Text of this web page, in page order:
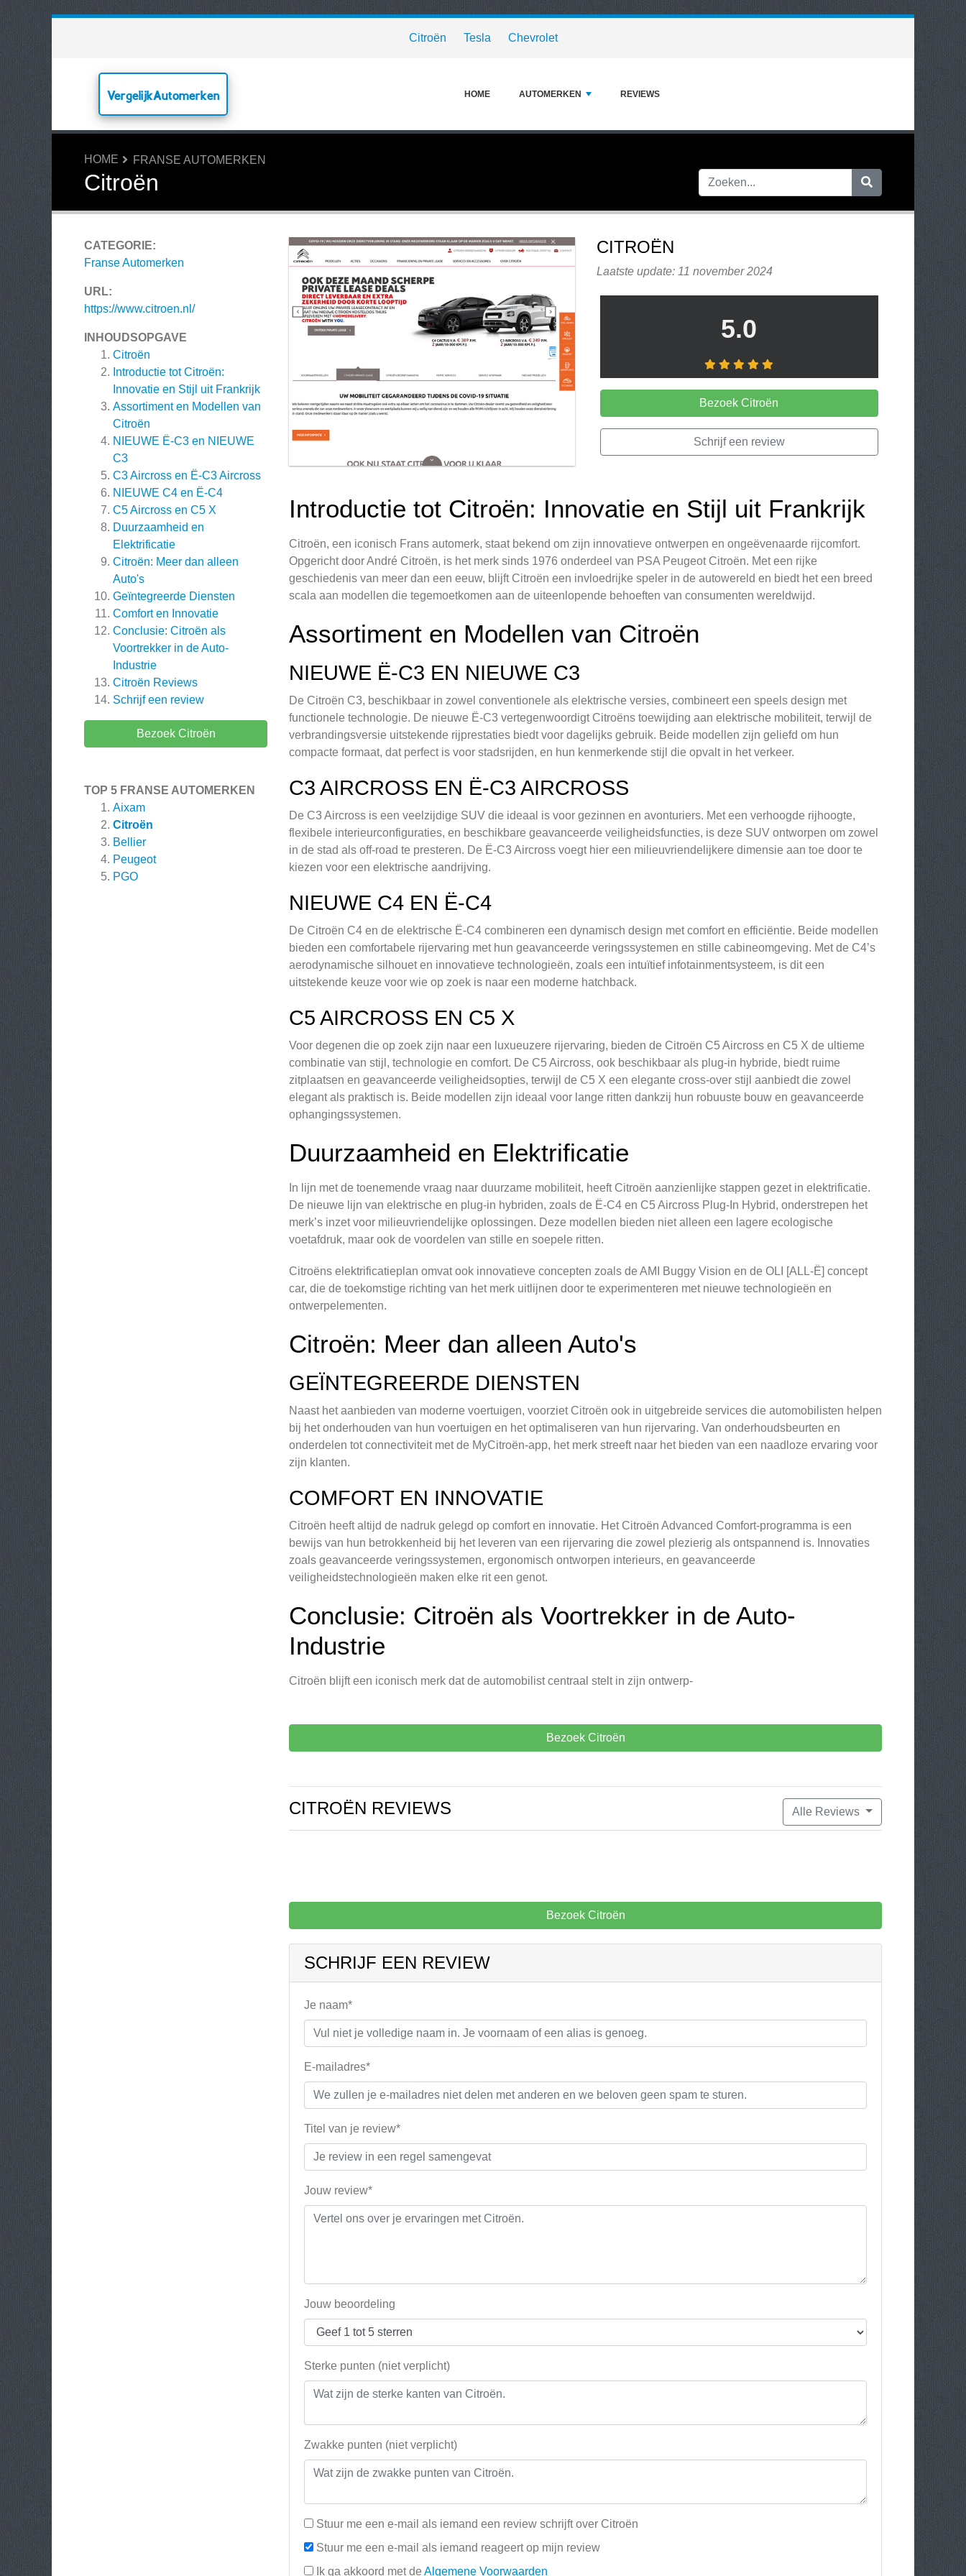
Citroën Tesla Chevrolet
VergelijkAutomerken HOME AUTOMERKEN REVIEWS
HOME FRANSE AUTOMERKEN
Citroën
CATEGORIE:
Franse Automerken
URL:
https://www.citroen.nl/
INHOUDSOPGAVE
Citroën
Introductie tot Citroën:
Innovatie en Stijl uit Frankrijk
Assortiment en Modellen van
Citroën
NIEUWE Ë-C3 en NIEUWE
C3
C3 Aircross en Ë-C3 Aircross
NIEUWE C4 en Ë-C4
C5 Aircross en C5 X
Duurzaamheid en
Elektrificatie
Citroën: Meer dan alleen
Auto's
Geïntegreerde Diensten
Comfort en Innovatie
Conclusie: Citroën als
Voortrekker in de Auto-
Industrie
Citroën Reviews
Schrijf een review
Bezoek Citroën
TOP 5 FRANSE AUTOMERKEN
Aixam
Citroën
Bellier
Peugeot
PGO
CITROËN
Laatste update: 11 november 2024
5.0
Bezoek Citroën
Schrijf een review
Introductie tot Citroën: Innovatie en Stijl uit Frankrijk
Citroën, een iconisch Frans automerk, staat bekend om zijn innovatieve ontwerpen en ongeëvenaarde rijcomfort.
Opgericht door André Citroën, is het merk sinds 1976 onderdeel van PSA Peugeot Citroën. Met een rijke
geschiedenis van meer dan een eeuw, blijft Citroën een invloedrijke speler in de autowereld en biedt het een breed
scala aan modellen die tegemoetkomen aan de uiteenlopende behoeften van consumenten wereldwijd.
Assortiment en Modellen van Citroën
NIEUWE Ë-C3 EN NIEUWE C3
De Citroën C3, beschikbaar in zowel conventionele als elektrische versies, combineert een speels design met
functionele technologie. De nieuwe Ë-C3 vertegenwoordigt Citroëns toewijding aan elektrische mobiliteit, terwijl de
verbrandingsversie uitstekende rijprestaties biedt voor dagelijks gebruik. Beide modellen zijn geliefd om hun
compacte formaat, dat perfect is voor stadsrijden, en hun kenmerkende stijl die opvalt in het verkeer.
C3 AIRCROSS EN Ë-C3 AIRCROSS
De C3 Aircross is een veelzijdige SUV die ideaal is voor gezinnen en avonturiers. Met een verhoogde rijhoogte,
flexibele interieurconfiguraties, en beschikbare geavanceerde veiligheidsfuncties, is deze SUV ontworpen om zowel
in de stad als off-road te presteren. De Ë-C3 Aircross voegt hier een milieuvriendelijkere dimensie aan toe door te
kiezen voor een elektrische aandrijving.
NIEUWE C4 EN Ë-C4
De Citroën C4 en de elektrische Ë-C4 combineren een dynamisch design met comfort en efficiëntie. Beide modellen
bieden een comfortabele rijervaring met hun geavanceerde veringssystemen en stille cabineomgeving. Met de C4’s
aerodynamische silhouet en innovatieve technologieën, zoals een intuïtief infotainmentsysteem, is dit een
uitstekende keuze voor wie op zoek is naar een moderne hatchback.
C5 AIRCROSS EN C5 X
Voor degenen die op zoek zijn naar een luxueuzere rijervaring, bieden de Citroën C5 Aircross en C5 X de ultieme
combinatie van stijl, technologie en comfort. De C5 Aircross, ook beschikbaar als plug-in hybride, biedt ruime
zitplaatsen en geavanceerde veiligheidsopties, terwijl de C5 X een elegante cross-over stijl aanbiedt die zowel
elegant als praktisch is. Beide modellen zijn ideaal voor lange ritten dankzij hun robuuste bouw en geavanceerde
ophangingssystemen.
Duurzaamheid en Elektrificatie
In lijn met de toenemende vraag naar duurzame mobiliteit, heeft Citroën aanzienlijke stappen gezet in elektrificatie.
De nieuwe lijn van elektrische en plug-in hybriden, zoals de Ë-C4 en C5 Aircross Plug-In Hybrid, onderstrepen het
merk’s inzet voor milieuvriendelijke oplossingen. Deze modellen bieden niet alleen een lagere ecologische
voetafdruk, maar ook de voordelen van stille en soepele ritten.
Citroëns elektrificatieplan omvat ook innovatieve concepten zoals de AMI Buggy Vision en de OLI [ALL-Ë] concept
car, die de toekomstige richting van het merk uitlijnen door te experimenteren met nieuwe technologieën en
ontwerpelementen.
Citroën: Meer dan alleen Auto's
GEÏNTEGREERDE DIENSTEN
Naast het aanbieden van moderne voertuigen, voorziet Citroën ook in uitgebreide services die automobilisten helpen
bij het onderhouden van hun voertuigen en het optimaliseren van hun rijervaring. Van onderhoudsbeurten en
onderdelen tot connectiviteit met de MyCitroën-app, het merk streeft naar het bieden van een naadloze ervaring voor
zijn klanten.
COMFORT EN INNOVATIE
Citroën heeft altijd de nadruk gelegd op comfort en innovatie. Het Citroën Advanced Comfort-programma is een
bewijs van hun betrokkenheid bij het leveren van een rijervaring die zowel plezierig als ontspannend is. Innovaties
zoals geavanceerde veringssystemen, ergonomisch ontworpen interieurs, en geavanceerde
veiligheidstechnologieën maken elke rit een genot.
Conclusie: Citroën als Voortrekker in de Auto-
Industrie
Citroën blijft een iconisch merk dat de automobilist centraal stelt in zijn ontwerp-
Bezoek Citroën
Alle Reviews
CITROËN REVIEWS
Bezoek Citroën
SCHRIJF EEN REVIEW
Je naam*
E-mailadres*
Titel van je review*
Jouw review*
Jouw beoordeling
Sterke punten (niet verplicht)
Zwakke punten (niet verplicht)
Stuur me een e-mail als iemand een review schrijft over Citroën
Stuur me een e-mail als iemand reageert op mijn review
Ik ga akkoord met de Algemene Voorwaarden